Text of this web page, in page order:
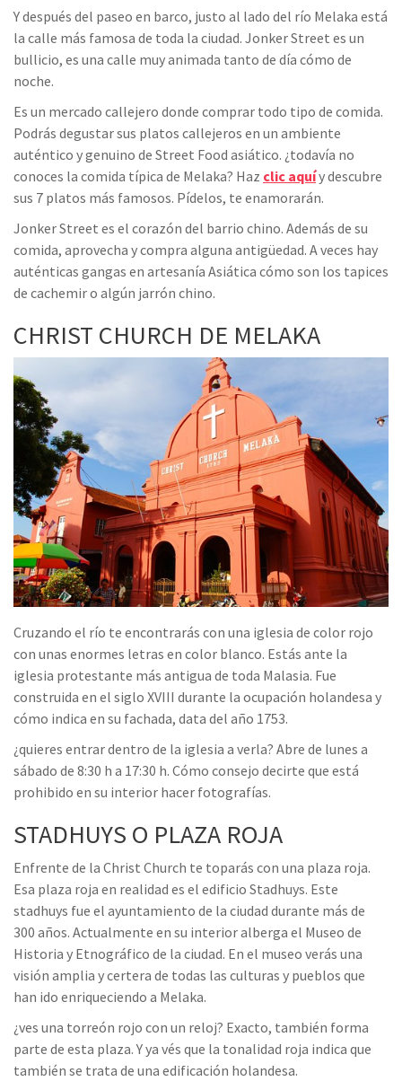
Y después del paseo en barco, justo al lado del río Melaka está
la calle más famosa de toda la ciudad. Jonker Street es un
bullicio, es una calle muy animada tanto de día cómo de
noche.
Es un mercado callejero donde comprar todo tipo de comida.
Podrás degustar sus platos callejeros en un ambiente
auténtico y genuino de Street Food asiático. ¿todavía no
conoces la comida típica de Melaka? Haz clic aquíy descubre
sus 7 platos más famosos. Pídelos, te enamorarán.
Jonker Street es el corazón del barrio chino. Además de su
comida, aprovecha y compra alguna antigüedad. A veces hay
auténticas gangas en artesanía Asiática cómo son los tapices
de cachemir o algún jarrón chino.
CHRIST CHURCH DE MELAKA
Cruzando el río te encontrarás con una iglesia de color rojo
con unas enormes letras en color blanco. Estás ante la
iglesia protestante más antigua de toda Malasia. Fue
construida en el siglo XVIII durante la ocupación holandesa y
cómo indica en su fachada, data del año 1753.
¿quieres entrar dentro de la iglesia a verla? Abre de lunes a
sábado de 8:30 h a 17:30 h. Cómo consejo decirte que está
prohibido en su interior hacer fotografías.
STADHUYS O PLAZA ROJA
Enfrente de la Christ Church te toparás con una plaza roja.
Esa plaza roja en realidad es el edificio Stadhuys. Este
stadhuys fue el ayuntamiento de la ciudad durante más de
300 años. Actualmente en su interior alberga el Museo de
Historia y Etnográfico de la ciudad. En el museo verás una
visión amplia y certera de todas las culturas y pueblos que
han ido enriqueciendo a Melaka.
¿ves una torreón rojo con un reloj? Exacto, también forma
parte de esta plaza. Y ya vés que la tonalidad roja indica que
también se trata de una edificación holandesa.